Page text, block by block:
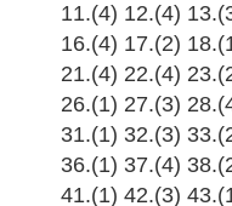
11.(4) 12.(4)
16.(4) 17.(2)
21.(4) 22.(4)
26.(1) 27.(3)
31.(1) 32.(3)
36.(1) 37.(4)
41.(1) 42.(3)